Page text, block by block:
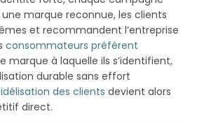
marque reconnue, les clients
et recommandent l’entreprise
consommateurs préfèrent
marque à laquelle ils s’identifient,
durable sans effort
des clients devient alors
direct.